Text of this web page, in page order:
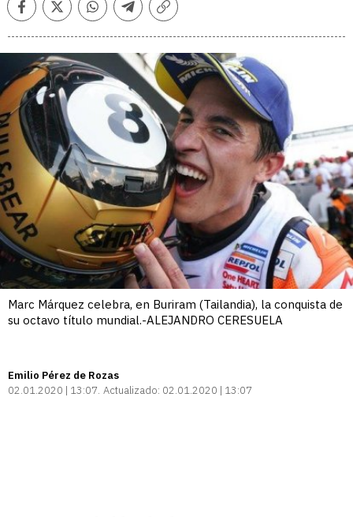
FacebookTwitterWhatsappTelegramCopiar
Marc Márquez celebra, en Buriram (Tailandia), la conquista de
su octavo título mundial.-ALEJANDRO CERESUELA
Emilio Pérez de Rozas
02.01.2020 | 13:07 Actualizado: 02.01.2020 | 13:07